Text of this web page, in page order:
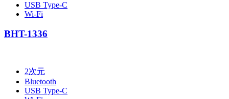
USB Type-C
Wi-Fi
BHT-1336
2次元
Bluetooth
USB Type-C